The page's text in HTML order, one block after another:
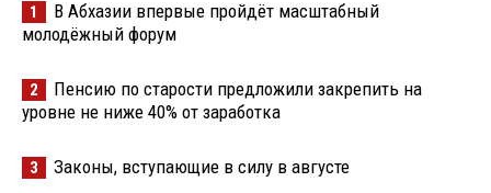
1
В Абхазии впервые пройдёт масштабный
молодёжный форум
2
Пенсию по старости предложили закрепить на
уровне не ниже 40% от заработка
3 Законы, вступающие в силу в августе